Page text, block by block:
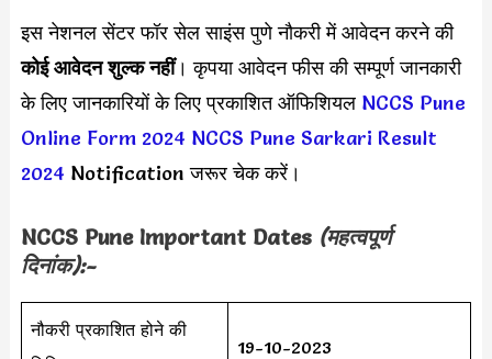
इस नेशनल सेंटर फॉर सेल साइंस पुणे नौकरी में आवेदन करने की
कोई आवेदन शुल्क नहीं। कृपया आवेदन फीस की सम्पूर्ण जानकारी
के लिए जानकारियों के लिए प्रकाशित ऑफिशियल NCCS Pune
Online Form 2024 NCCS Pune Sarkari Result
2024 Notification जरूर चेक करें।
NCCS Pune Important Dates (महत्वपूर्ण
दिनांक):-
नौकरी प्रकाशित होने की
19-10-2023